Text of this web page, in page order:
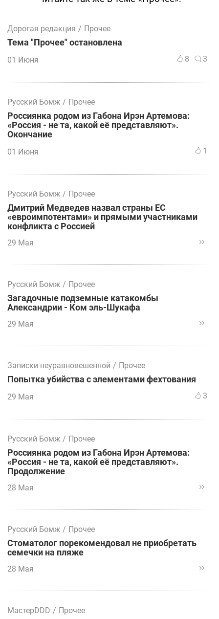
Дорогая редакция / Прочее
Тема "Прочее" остановлена
01 Июня 8 3
Русский Бомж / Прочее
Россиянка родом из Габона Ирэн Артемова:
«Россия - не та, какой её представляют».
Окончание
01 Июня 1
Русский Бомж / Прочее
Дмитрий Медведев назвал страны ЕС
«евроимпотентами» и прямыми участниками
конфликта с Россией
29 Мая
Русский Бомж / Прочее
Загадочные подземные катакомбы
Александрии - Ком эль-Шукафа
29 Мая
Записки неуравновешенной / Прочее
Попытка убийства с элементами фехтования
29 Мая 3
Русский Бомж / Прочее
Россиянка родом из Габона Ирэн Артемова:
«Россия - не та, какой её представляют».
Продолжение
28 Мая
Русский Бомж / Прочее
Стоматолог порекомендовал не приобретать
семечки на пляже
28 Мая
МастерDDD / Прочее